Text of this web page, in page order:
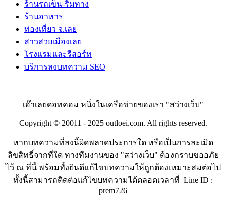
ร้านรถเข็น-ริมทาง
ร้านอาหาร
ท่องเที่ยว จ.เลย
สาวสวยเมืองเลย
โรงแรมและรีสอร์ท
บริการลงบทความ SEO
เอ๊าเลยดอทคอม หนึ่งในเครือข่ายของเรา "สว่างเว็บ"
Copyright © 20011 - 2025 outloei.com. All rights reserved.
หากบทความที่ลงนี้ผิดพลาดประการใด หรือเป็นการละเมิด
ลิขสิทธิ์จากที่ใด ทางทีมงานของ "สว่างเว็บ" ต้องกราบขออภัย
ไว้ ณ ที่นี้ พร้อมทั้งยินดีแก้ไขบทความให้ถูกต้องเหมาะสมต่อไป
ทั้งนี้สามารถติดต่อแก้ไขบทความได้ตลอดเวลาที่ Line ID :
prem726